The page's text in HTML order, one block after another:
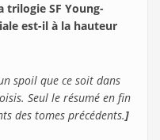
trilogie SF Young-
est-il à la hauteur
spoil que ce soit dans
Seul le résumé en fin
des tomes précédents.]